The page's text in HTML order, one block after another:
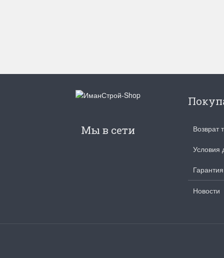
Мы в сети Возврат
Условия
Гарантия
Новости